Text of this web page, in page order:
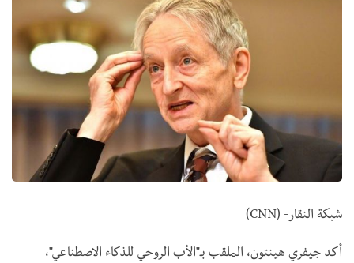
شبكة النقار- (CNN
)
أكد جيفري هينتون، الملقب بـ"الأب الروحي للذكاء الاصطناعي"،